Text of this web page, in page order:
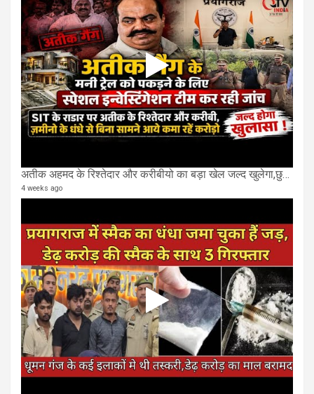
अतीक अहमद के रिश्तेदार और करीबीयो का बड़ा खेल जल्द खुलेगा,छुप कर करोड़ो कमाने वाले SIT के राडार पर
4 weeks ago